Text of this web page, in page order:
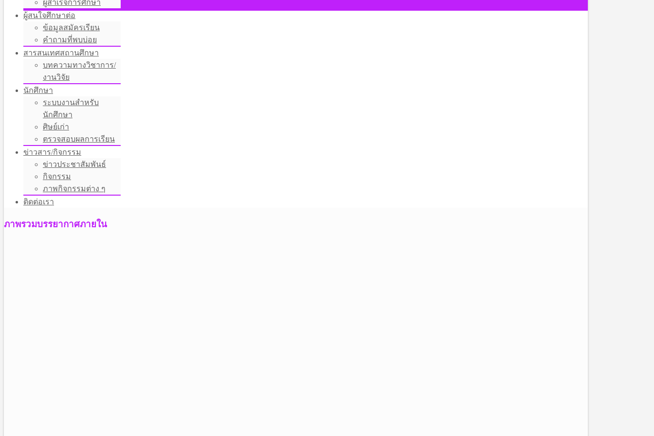
ผู้สำเร็จการศึกษา
ผู้สนใจศึกษาต่อ
ข้อมูลสมัครเรียน
คำถามที่พบบ่อย
สารสนเทศสถานศึกษา
บทความทางวิชาการ/
งานวิจัย
นักศึกษา
ระบบงานสำหรับ
นักศึกษา
ศิษย์เก่า
ตรวจสอบผลการเรียน
ข่าวสาร/กิจกรรม
ข่าวประชาสัมพันธ์
กิจกรรม
ภาพกิจกรรมต่าง ๆ
ติดต่อเรา
ภาพรวมบรรยากาศภายใน